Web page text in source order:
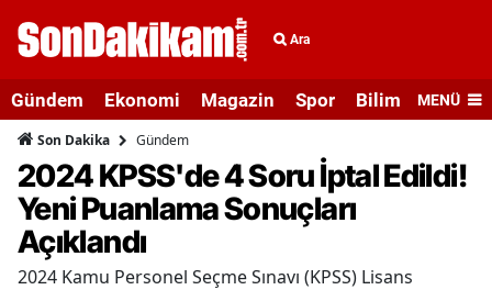
Ara
Gündem Ekonomi Magazin Spor Bilim veMENÜ
Son Dakika Gündem
2024 KPSS'de 4 Soru İptal Edildi!
Yeni Puanlama Sonuçları
Açıklandı
2024 Kamu Personel Seçme Sınavı (KPSS) Lisans